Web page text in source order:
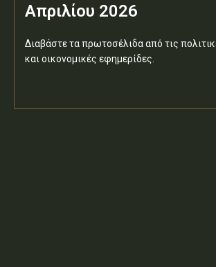
Απριλίου 2026
Διαβάστε τα πρωτοσέλιδα από τις
και οικονομικές εφημερίδες.